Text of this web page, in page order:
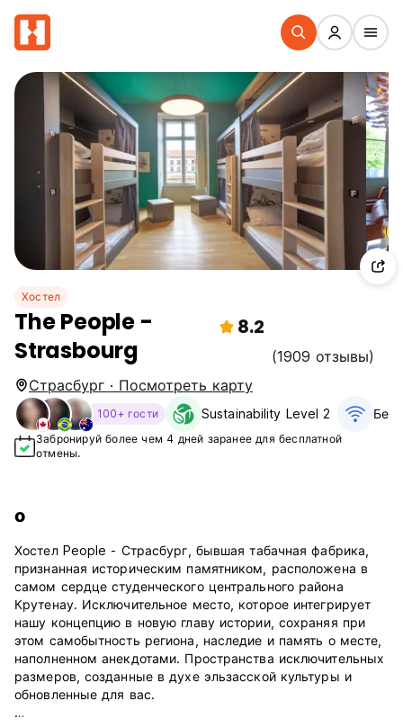
Хостел
The People -
Strasbourg
8.2
(1909 отзывы)
Страсбург · Посмотреть карту
100+ гости Sustainability Level 2
Забронируй более чем 4 дней заранее для бесплатной
отмены.
о
Хостел People - Страсбург, бывшая табачная фабрика,
признанная историческим памятником, расположена в
самом сердце студенческого центрального района
Крутенау. Исключительное место, которое интегрирует
нашу концепцию в новую главу истории, сохраняя при
этом самобытность региона, наследие и память о месте,
наполненном анекдотами. Пространства исключительных
размеров, созданные в духе эльзасской культуры и
обновленные для вас.